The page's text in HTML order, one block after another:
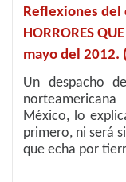
Reflexiones del
HORRORES
mayo del 2012.
Un despacho
México, lo
primero, ni será
que echa por